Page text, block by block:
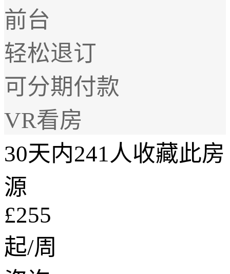
前台
轻松退订
可分期付款
VR看房
30天内241人收藏此房
源
£255
起/周